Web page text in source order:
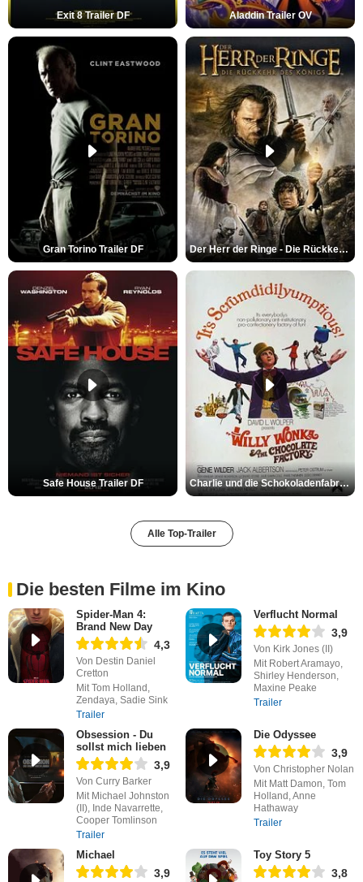
Exit 8 Trailer DF Aladdin Trailer OV
Gran Torino Trailer DF Der Herr der Ringe - Die Rückkehr des Königs Trailer OV
Safe House Trailer DF Charlie und die Schokoladenfabrik Trailer OV
Alle Top-Trailer
Die besten Filme im Kino
Spider-Man 4:
Brand New Day
4,3
Von Destin Daniel
Cretton
Mit Tom Holland,
Zendaya, Sadie Sink
Trailer
Verflucht Normal
3,9
Von Kirk Jones (II)
Mit Robert Aramayo,
Shirley Henderson,
Maxine Peake
Trailer
Obsession - Du
sollst mich lieben
3,9
Von Curry Barker
Mit Michael Johnston
(II), Inde Navarrette,
Cooper Tomlinson
Trailer
Die Odyssee
3,9
Von Christopher Nolan
Mit Matt Damon, Tom
Holland, Anne
Hathaway
Trailer
Michael
3,9
Toy Story 5
3,8